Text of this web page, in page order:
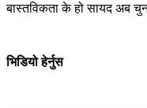
बास्तविकता के हो सायद अब
भिडियो हेर्नुस